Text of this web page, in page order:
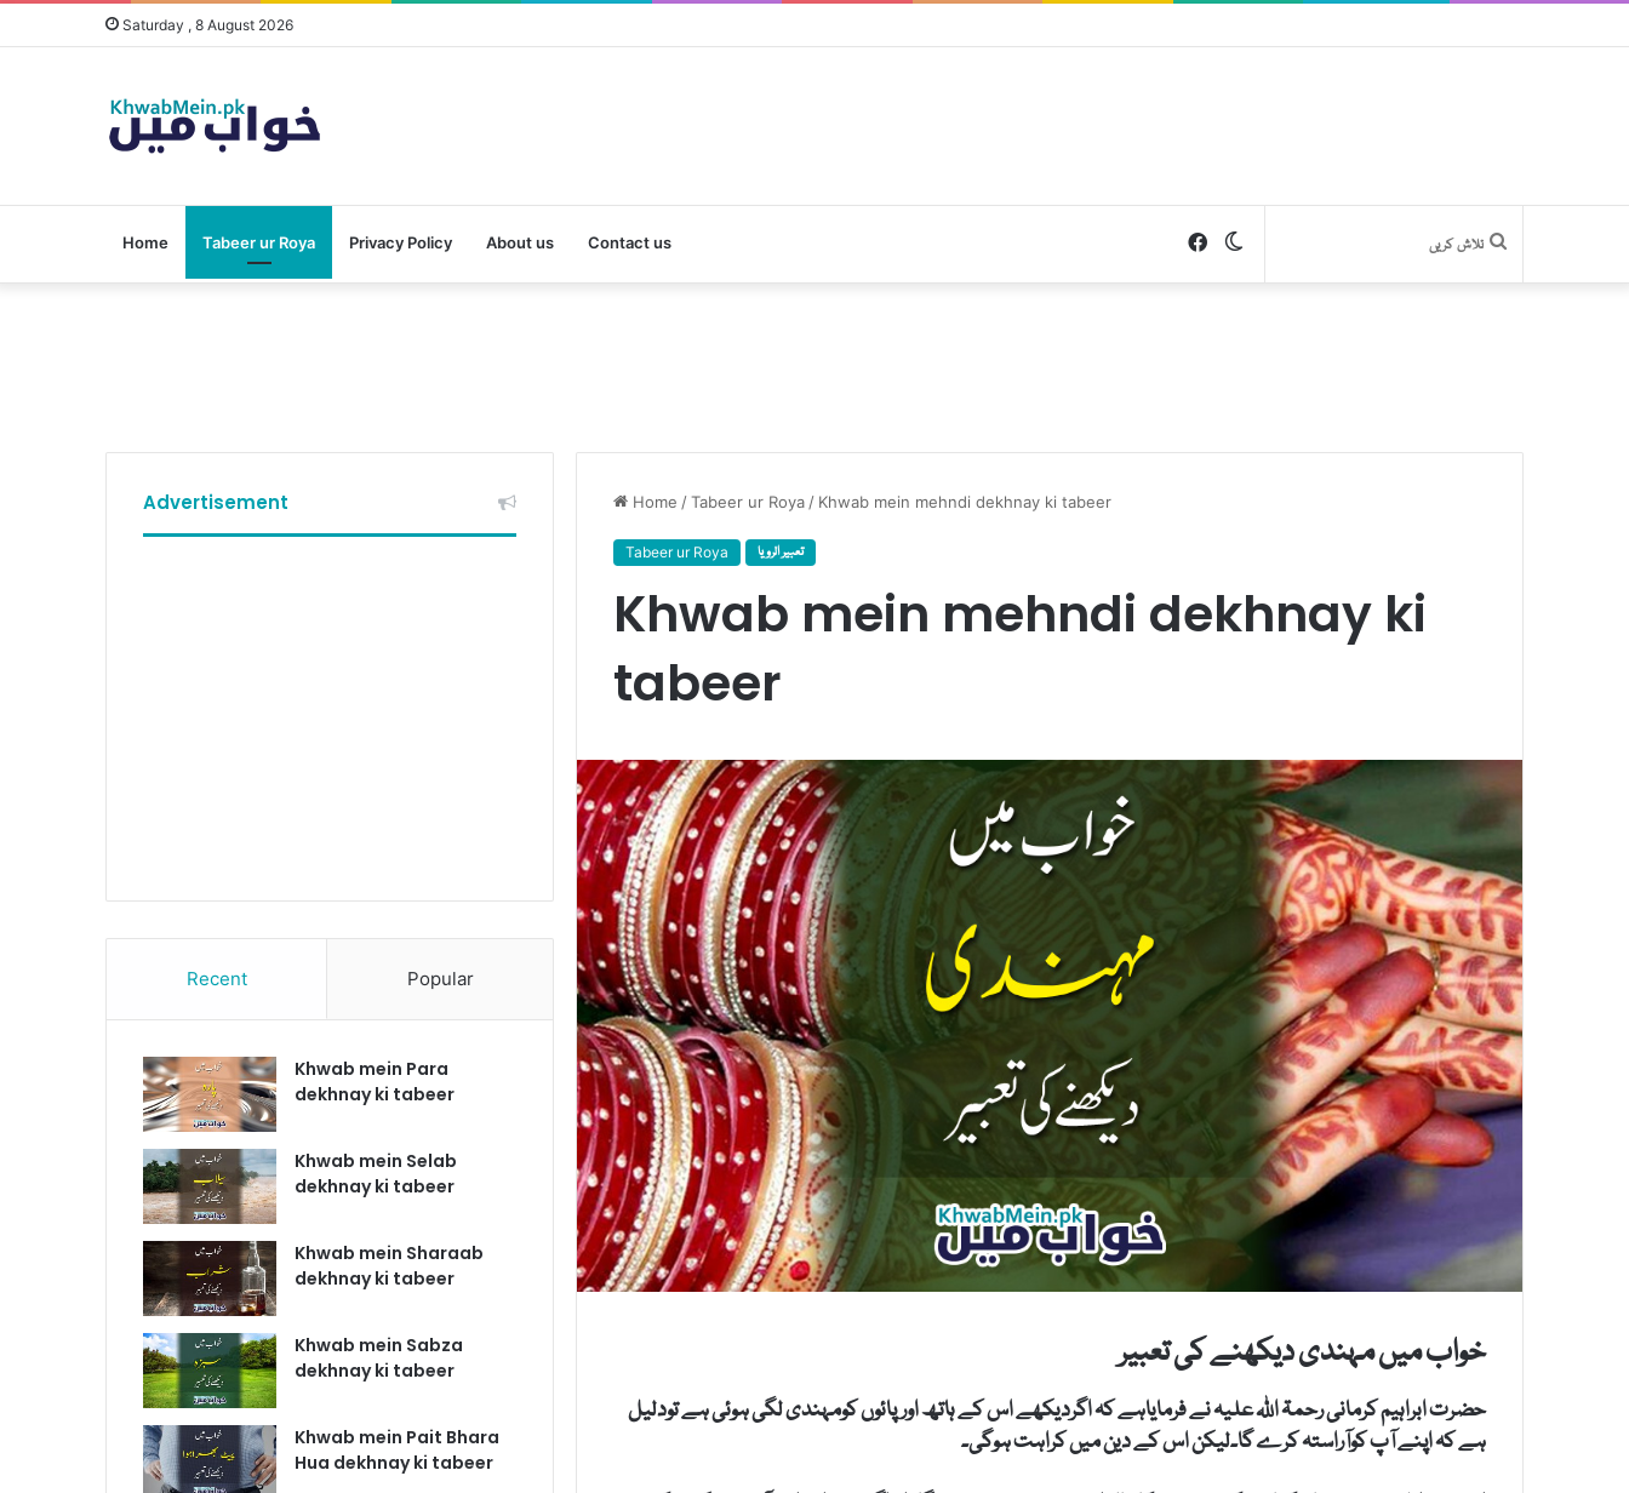
Saturday , 8 August 2026
Home Tabeer ur Roya Privacy Policy About us Contact us تلاش Facebook
Home /Tabeer ur Roya / Khwab mein mehndi dekhnay ki tabeer
Tabeer ur Roya تعبیر الرویا
Khwab mein mehndi dekhnay ki
tabeer
خواب میں مہندی دیکھنے کی تعبیر
حضرت ابراہیم کرمانی رحمۃ اللہ علیہ نے فرمایاہے کہ اگردیکھے اس کے ہاتھ اورپائوں کومہندی لگی ہوئی ہے تودلیل
ہے کہ اپنے آپ کوآراستہ کرے گا۔لیکن اس کے دین میں کراہت ہوگی۔
Advertisement
Recent Popular
Khwab mein Para
dekhnay ki tabeer
Khwab mein Selab
dekhnay ki tabeer
Khwab mein Sharaab
dekhnay ki tabeer
Khwab mein Sabza
dekhnay ki tabeer
Khwab mein Pait Bhara
Hua dekhnay ki tabeer